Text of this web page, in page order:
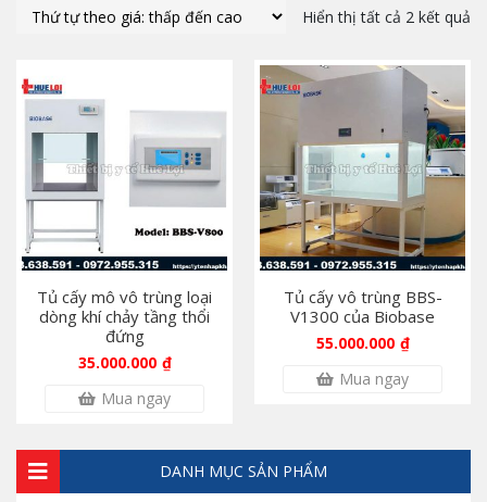
Hiển thị tất cả 2 kết quả
Tủ cấy mô vô trùng loại
dòng khí chảy tầng thổi
đứng
35.000.000 ₫
Mua ngay
Tủ cấy vô trùng BBS-
V1300 của Biobase
55.000.000 ₫
Mua ngay
DANH MỤC SẢN PHẨM
Bộ vali nha khoa di động
Ghế điện Denston khám răng hàm mặt
40.000.000
Máy siêu âm Acclarix LX3 phân khúc tầm
trung của hãng EDAN
185.000.000
Giày cố định chân bằng hơi – Giày đi bộ